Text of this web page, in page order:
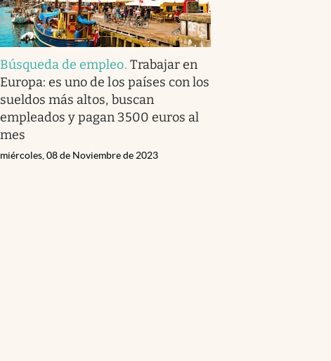
Búsqueda de empleo. Trabajar en
Europa: es uno de los países con los
sueldos más altos, buscan
empleados y pagan 3500 euros al
mes
miércoles, 08 de Noviembre de 2023